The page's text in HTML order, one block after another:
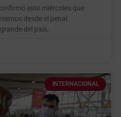
este miércoles que
desde el penal
del país,
INTERNACIONAL